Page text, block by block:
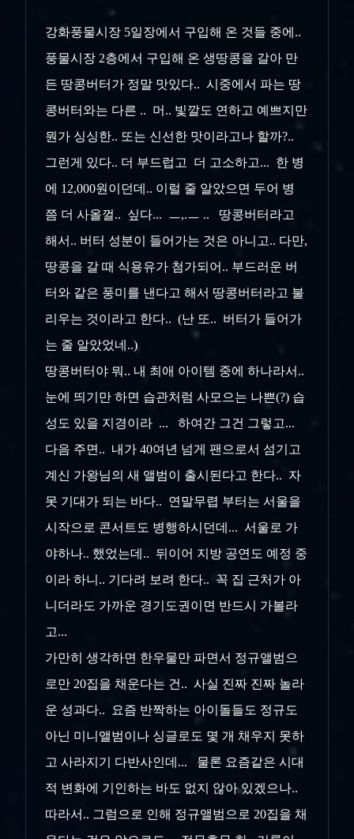
강화풍물시장 5일장에서 구입해 온 것들 중에..
풍물시장 2층에서 구입해 온 생땅콩을 갈아 만
든 땅콩버터가 정말 맛있다.. 시중에서 파는 땅
콩버터와는 다른 .. 머.. 빛깔도 연하고 예쁘지만
뭔가 싱싱한.. 또는 신선한 맛이라고나 할까?..
그런게 있다.. 더 부드럽고 더 고소하고... 한 병
에 12,000원이던데.. 이럴 줄 알았으면 두어 병
쯤 더 사올껄.. 싶다... ㅡ,.ㅡ .. 땅콩버터라고
해서.. 버터 성분이 들어가는 것은 아니고.. 다만,
땅콩을 갈 때 식용유가 첨가되어.. 부드러운 버
터와 같은 풍미를 낸다고 해서 땅콩버터라고 불
리우는 것이라고 한다.. (난 또.. 버터가 들어가
는 줄 알았었네..)
땅콩버터야 뭐.. 내 최애 아이템 중에 하나라서..
눈에 띄기만 하면 습관처럼 사모으는 나쁜(?) 습
성도 있을 지경이라 ... 하여간 그건 그렇고...
다음 주면.. 내가 40여년 넘게 팬으로서 섬기고
계신 가왕님의 새 앨범이 출시된다고 한다.. 자
못 기대가 되는 바다.. 연말무렵 부터는 서울을
시작으로 콘서트도 병행하시던데... 서울로 가
야하나.. 했었는데.. 뒤이어 지방 공연도 예정 중
이라 하니.. 기다려 보려 한다.. 꼭 집 근처가 아
니더라도 가까운 경기도권이면 반드시 가볼라
고...
가만히 생각하면 한우물만 파면서 정규앨범으
로만 20집을 채운다는 건.. 사실 진짜 진짜 놀라
운 성과다.. 요즘 반짝하는 아이돌들도 정규도
아닌 미니앨범이나 싱글로도 몇 개 채우지 못하
고 사라지기 다반사인데... 물론 요즘같은 시대
적 변화에 기인하는 바도 없지 않아 있겠으나..
따라서.. 그럼으로 인해 정규앨범으로 20집을 채